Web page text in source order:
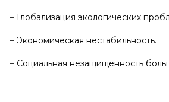
− Глобализация экологических
− Экономическая нестабильность.
− Социальная незащищенность